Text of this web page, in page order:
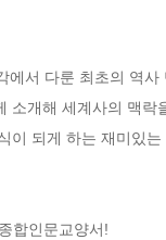
에서 다룬 최초의 역사
소개해 세계사의 맥락
이 되게 하는 재미있
합인문교양서!